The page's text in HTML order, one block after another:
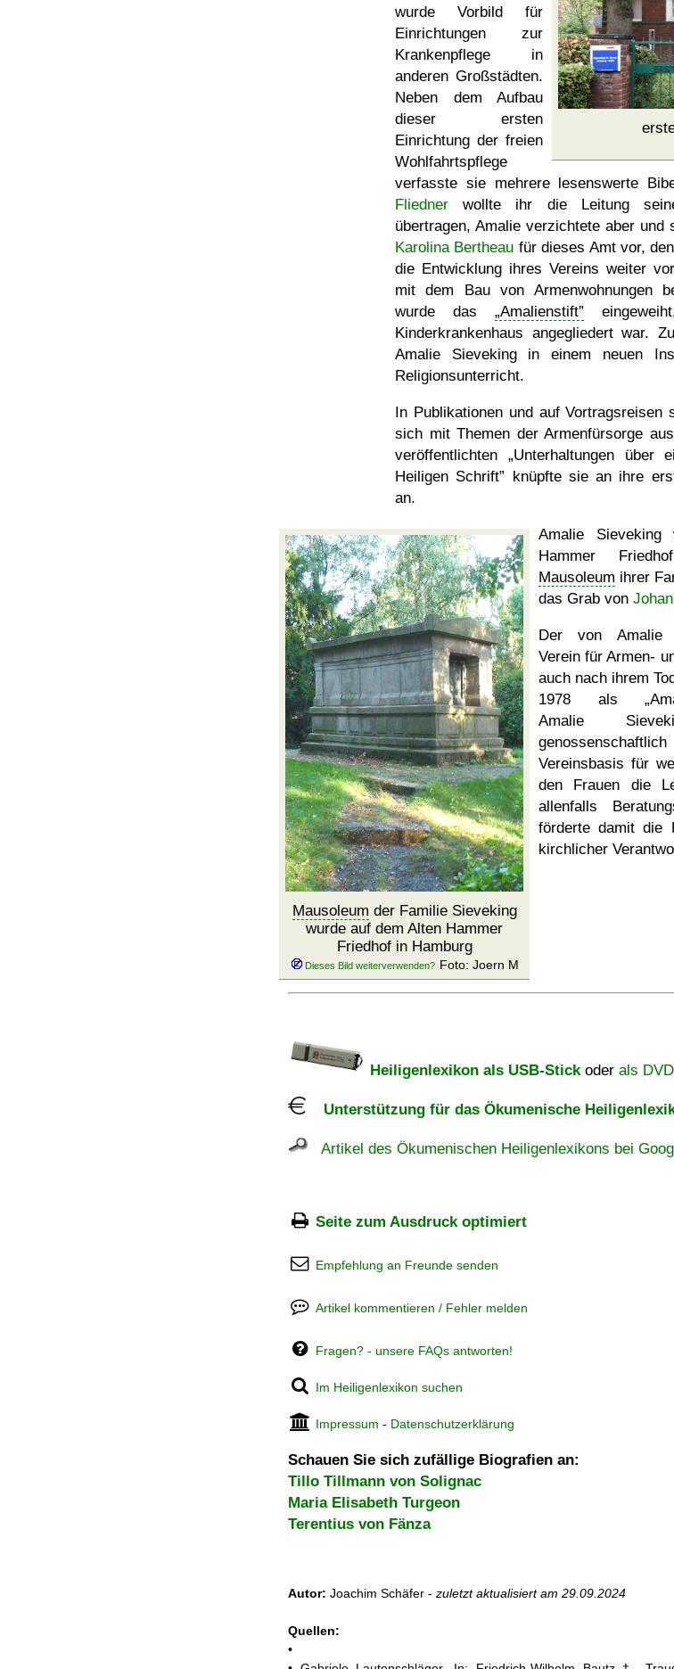
wurde Vorbild für
Einrichtungen zur
Krankenpflege in
anderen Großstädten.
Neben dem Aufbau
dieser ersten
Einrichtung der freien
Wohlfahrtspflege
verfasste sie mehrere lesenswerte
Fliedner wollte ihr die Leitung
übertragen, Amalie verzichtete aber und
Karolina Bertheau für dieses Amt vor,
die Entwicklung ihres Vereins weiter
mit dem Bau von Armenwohnungen
wurde das
Amalienstift
Kinderkrankenhaus angegliedert war.
Amalie Sieveking in einem neuen
Religionsunterricht.
In Publikationen und auf Vortragsreisen
sich mit Themen der Armenfürsorge
veröffentlichten
Unterhaltungen über
Heiligen Schrift
knüpfte sie an ihre
an.
Mausoleum der Familie Sieveking
wurde auf dem Alten Hammer
Friedhof in Hamburg
Foto: Joern M
Amalie
Hammer
Mausoleum ihrer
das Grab von
Der von Amalie
Verein für Armen-
auch nach ihrem
1978 als
Amalie
Vereinsbasis für
den Frauen die
allenfalls
förderte damit die
kirchlicher
Heiligenlexikon als USB-Stickoder als DVD
Unterstützung für das Ökumenische
Artikel des Ökumenischen Heiligenlexikons bei
Seite zum Ausdruck optimiert
Empfehlung an Freunde senden
Artikel kommentieren / Fehler melden
Fragen? - unsere FAQs antworten!
Im Heiligenlexikon suchen
Impressum - Datenschutzerklärung
Schauen Sie sich zufällige Biografien an:
Tillo Tillmann von Solignac
Maria Elisabeth Turgeon
Terentius von Fänza
Autor: Joachim Schäfer - zuletzt aktualisiert am 29.09.2024
Quellen:
•